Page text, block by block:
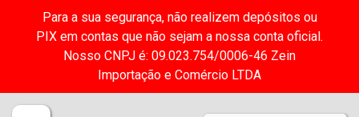
Para a sua segurança, não realizem depósitos ou
PIX em contas que não sejam a nossa conta oficial.
Nosso CNPJ é: 09.023.754/0006-46 Zein
Importação e Comércio LTDA